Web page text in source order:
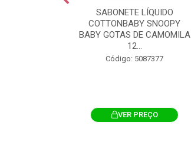
SABONETE LÍQUIDO
COTTONBABY SNOOPY
BABY GOTAS DE CAMOMILA
12...
Código: 5087377
VER PREÇO